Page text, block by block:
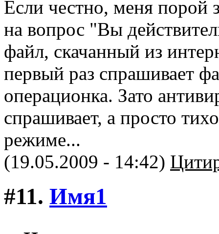
Если честно, меня порой
на вопрос "Вы
файл, скачанный из
первый раз спрашивает
операционка. Зато
спрашивает, а просто
режиме...
(19.05.2009 - 14:42)
#11. Имя1